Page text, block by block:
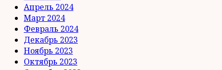
Апрель 2024
Март 2024
Февраль 2024
Декабрь 2023
Ноябрь 2023
Октябрь 2023